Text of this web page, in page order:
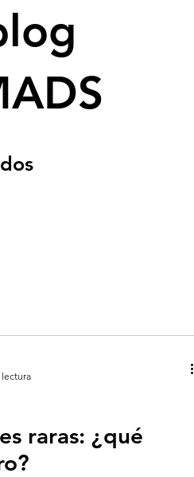
raras: ¿qué